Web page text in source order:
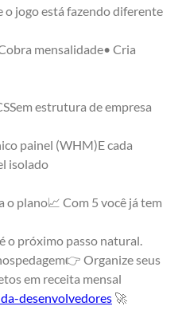
o jogo está fazendo diferente
mensalidade• Cria
estrutura de empresa
painel (WHM)E cada
isolado
o plano📈 Com 5 você já tem
o próximo passo natural.
Organize seus
em receita mensal
desenvolvedores 🚀